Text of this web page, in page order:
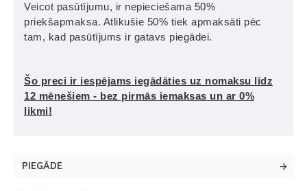
Veicot pasūtījumu, ir nepieciešama 50%
priekšapmaksa. Atlikušie 50% tiek apmaksāti pēc
tam, kad pasūtījums ir gatavs piegādei.
Šo preci ir iespējams iegādāties uz nomaksu līdz
12 mēnešiem - bez pirmās iemaksas un ar 0%
likmi!
PIEGĀDE